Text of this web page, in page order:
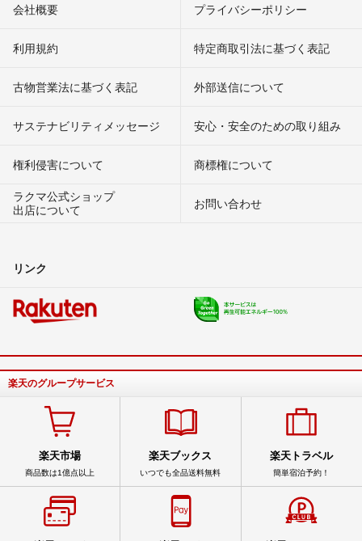
会社概要 プライバシーポリシー
利用規約 特定商取引法に基づく表記
古物営業法に基づく表記 外部送信について
サステナビリティメッセージ 安心・安全のための取り組み
権利侵害について
商標権について
ラクマ公式ショップ
出店について
お問い合わせ
リンク
楽天のグループサービス
楽天市場
商品数は1億点以上
楽天ブックス
いつでも全品送料無料
楽天トラベル
簡単宿泊予約！